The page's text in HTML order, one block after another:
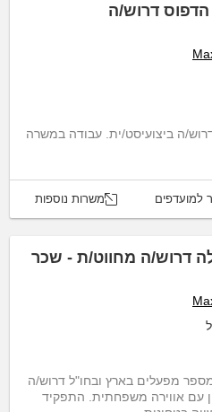
דרוש/ה
ה ביצועיסט/ית. עבודה במשרה
למועדפים משרות נוספות
דרוש/ה מחווט/ת - שכר
מפעלים בארץ ובחו"ל דרוש/ה
עם אווירה משפחתית. התפקיד